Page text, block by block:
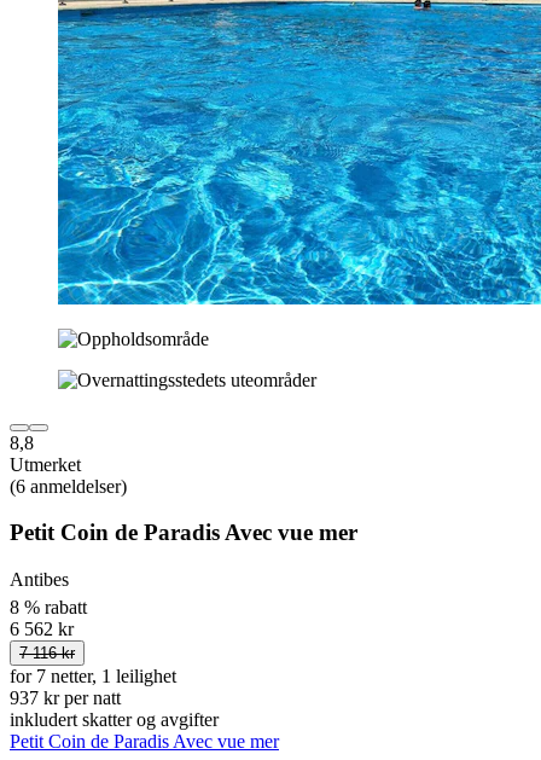
8,8
Utmerket
(6 anmeldelser)
Petit Coin de Paradis Avec vue mer
Antibes
8 % rabatt
6 562 kr
7 116 kr
for 7 netter, 1 leilighet
937 kr per natt
inkludert skatter og avgifter
Petit Coin de Paradis Avec vue mer